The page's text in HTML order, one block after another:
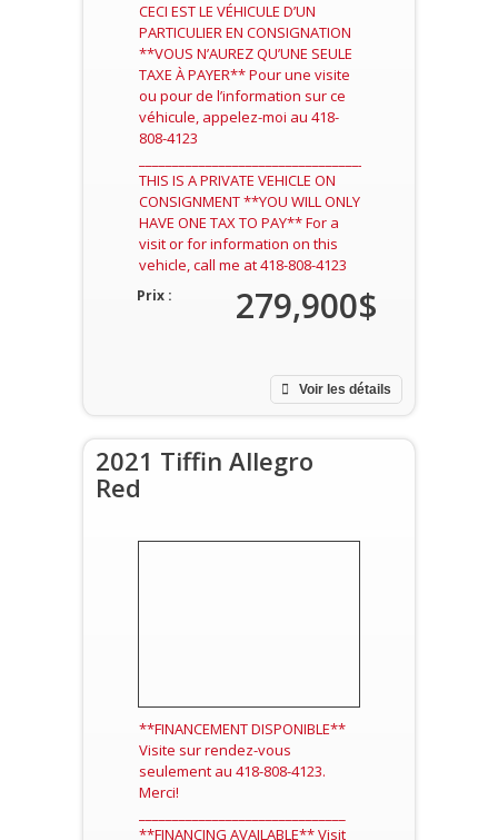
CECI EST LE VÉHICULE D’UN
PARTICULIER EN CONSIGNATION
**VOUS N’AUREZ QU’UNE SEULE
TAXE À PAYER** Pour une visite
ou pour de l’information sur ce
véhicule, appelez-moi au 418-
808-4123
THIS IS A PRIVATE VEHICLE ON
CONSIGNMENT **YOU WILL ONLY
HAVE ONE TAX TO PAY** For a
visit or for information on this
vehicle, call me at 418-808-4123
Voir les détails
Prix : 279,900$
2021 Tiffin Allegro
Red
**FINANCEMENT DISPONIBLE**
Visite sur rendez-vous
seulement au 418-808-4123.
Merci!
**FINANCING AVAILABLE** Visit